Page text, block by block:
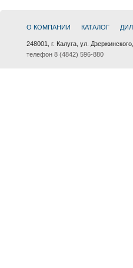
О КОМПАНИИ КАТАЛОГ
248001, г. Калуга, ул.
телефон 8 (4842) 596-880